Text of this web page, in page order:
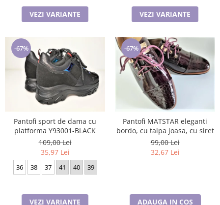
VEZI VARIANTE VEZI VARIANTE
-67%
Pantofi sport de dama cu
platforma Y93001-BLACK
109,00 Lei
35,97 Lei
36 38 37 41 40 39
VEZI VARIANTE
-67%
Pantofi MATSTAR eleganti
bordo, cu talpa joasa, cu siret
99,00 Lei
32,67 Lei
ADAUGA IN COS